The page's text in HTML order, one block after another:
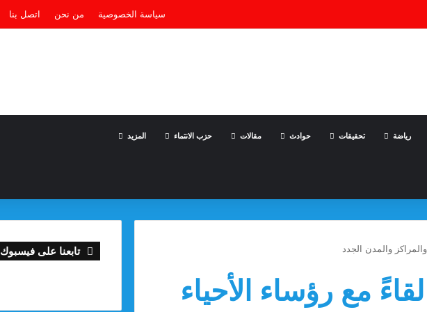
سياسة الخصوصية من نحن اتصل بنا
رياضة تحقيقات حوادث مقالات حزب الانتماء المزيد
والمدن الجدد
مع رؤساء الأحياء
تابعنا على فيسبوك